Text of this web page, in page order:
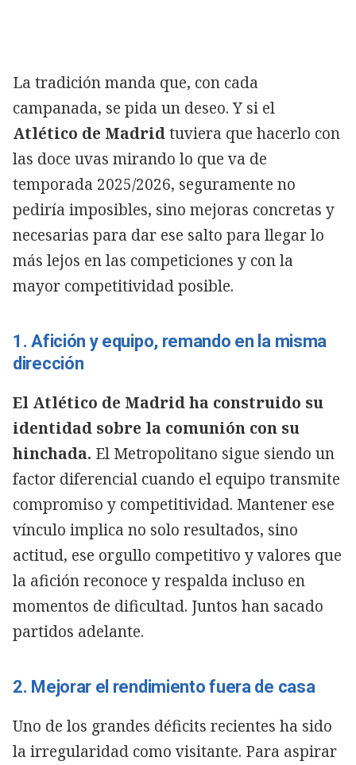
La tradición manda que, con cada
campanada, se pida un deseo. Y si el
Atlético de Madridtuviera que hacerlo con
las doce uvas mirando lo que va de
temporada 2025/2026, seguramente no
pediría imposibles, sino mejoras concretas y
necesarias para dar ese salto para llegar lo
más lejos en las competiciones y con la
mayor competitividad posible.
1. Afición y equipo, remando en la misma
dirección
El Atlético de Madrid ha construido su
identidad sobre la comunión con su
hinchada. El Metropolitano sigue siendo un
factor diferencial cuando el equipo transmite
compromiso y competitividad. Mantener ese
vínculo implica no solo resultados, sino
actitud, ese orgullo competitivo y valores que
la afición reconoce y respalda incluso en
momentos de dificultad. Juntos han sacado
partidos adelante.
2. Mejorar el rendimiento fuera de casa
Uno de los grandes déficits recientes ha sido
la irregularidad como visitante. Para aspirar